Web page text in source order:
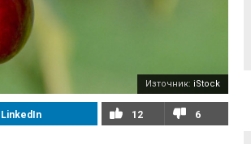
Източник: iStock
LinkedIn 12 6
Никола Цолов: Гледам